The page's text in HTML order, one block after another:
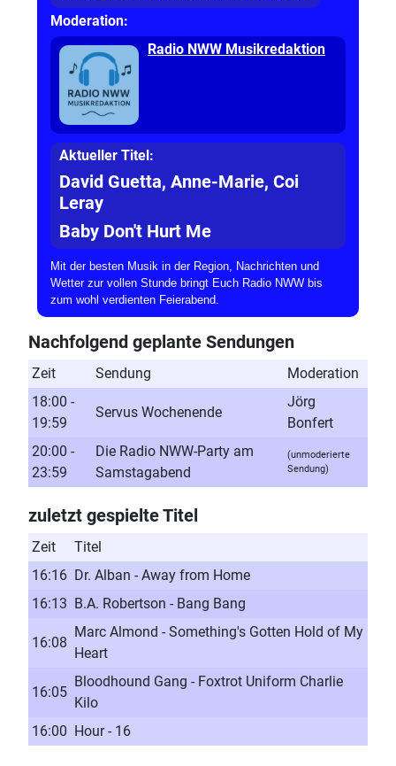
Moderation:
Radio NWW Musikredaktion
Aktueller Titel:
David Guetta, Anne-Marie, Coi
Leray
Baby Don't Hurt Me
Mit der besten Musik in der Region, Nachrichten und
Wetter zur vollen Stunde bringt Euch Radio NWW bis
zum wohl verdienten Feierabend.
Nachfolgend geplante Sendungen
Zeit Sendung
Moderation
18:00 -
19:59
Servus Wochenende
Jörg
Bonfert
20:00 -
23:59
Die Radio NWW-Party am
Samstagabend
(unmoderierte
Sendung)
zuletzt gespielte Titel
Zeit
Titel
16:16 Dr. Alban - Away from Home
16:13 B.A. Robertson - Bang Bang
16:08
Marc Almond - Something's Gotten Hold of My
Heart
16:05
Bloodhound Gang - Foxtrot Uniform Charlie
Kilo
16:00 Hour - 16